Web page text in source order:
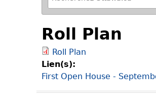
e
f
i
n
e
y
o
u
Roll Plan
Roll Plan
Lien(s):
First Open House -